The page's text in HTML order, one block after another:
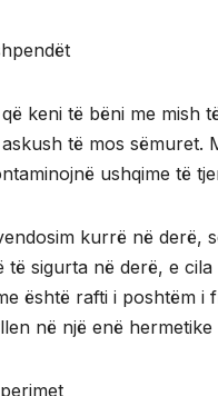
keni të bëni me mish
të mos sëmuret.
ushqime të
kurrë në derë,
të sigurta në derë, e
është rafti i poshtëm
në një enë